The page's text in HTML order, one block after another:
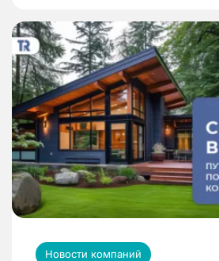
Новости компаний